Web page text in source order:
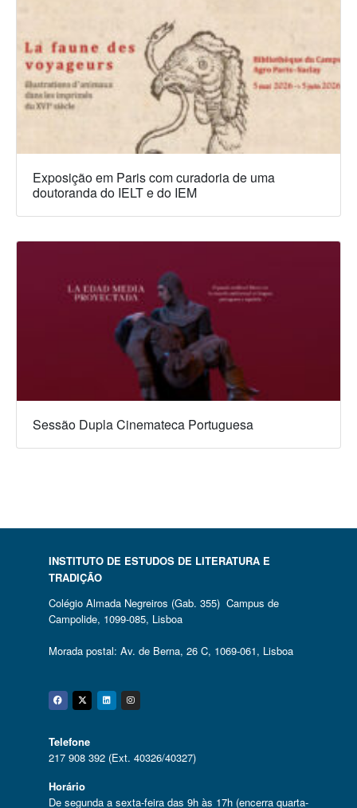
Exposição em Paris com curadoria de uma
doutoranda do IELT e do IEM
Sessão Dupla Cinemateca Portuguesa
INSTITUTO DE ESTUDOS DE LITERATURA E
TRADIÇÃO
Colégio Almada Negreiros (Gab. 355) Campus de
Campolide, 1099-085, Lisboa
Morada postal: Av. de Berna, 26 C, 1069-061, Lisboa
Facebook
Twitter
Linkedin
Instagram
Telefone
217 908 392 (Ext. 40326/40327)
Horário
De segunda a sexta-feira das 9h às 17h (encerra quarta-